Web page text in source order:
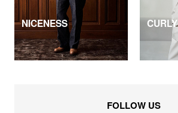
NICENESS CURLY
FOLLOW US